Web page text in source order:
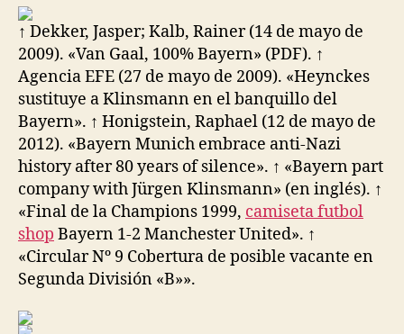
↑ Dekker, Jasper; Kalb, Rainer (14 de mayo de
2009). «Van Gaal, 100% Bayern» (PDF). ↑
Agencia EFE (27 de mayo de 2009). «Heynckes
sustituye a Klinsmann en el banquillo del
Bayern». ↑ Honigstein, Raphael (12 de mayo de
2012). «Bayern Munich embrace anti-Nazi
history after 80 years of silence». ↑ «Bayern part
company with Jürgen Klinsmann» (en inglés). ↑
«Final de la Champions 1999, camiseta futbol
shop Bayern 1-2 Manchester United». ↑
«Circular Nº 9 Cobertura de posible vacante en
Segunda División «B»».